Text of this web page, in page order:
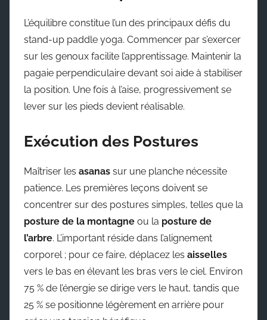
L’équilibre constitue l’un des principaux défis du
stand-up paddle yoga. Commencer par s’exercer
sur les genoux facilite l’apprentissage. Maintenir la
pagaie perpendiculaire devant soi aide à stabiliser
la position. Une fois à l’aise, progressivement se
lever sur les pieds devient réalisable.
Exécution des Postures
Maîtriser les asanas sur une planche nécessite
patience. Les premières leçons doivent se
concentrer sur des postures simples, telles que la
posture de la montagne ou la posture de
l’arbre. L’important réside dans l’alignement
corporel ; pour ce faire, déplacez les aisselles
vers le bas en élevant les bras vers le ciel. Environ
75 % de l’énergie se dirige vers le haut, tandis que
25 % se positionne légèrement en arrière pour